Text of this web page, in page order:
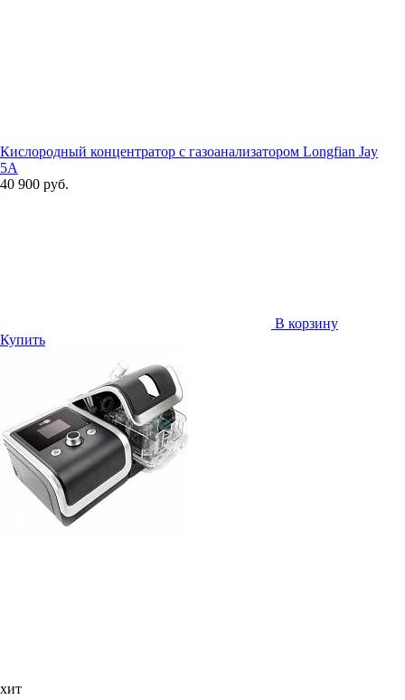
Кислородный концентратор с газоанализатором Longfian Jay
5A
40 900 руб.
В корзину
Купить
хит